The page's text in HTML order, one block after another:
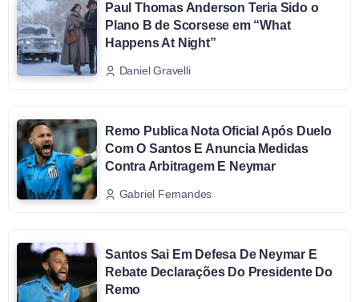
Paul Thomas Anderson Teria Sido o
Plano B de Scorsese em “What
Happens At Night”
Daniel Gravelli
Remo Publica Nota Oficial Após Duelo
Com O Santos E Anuncia Medidas
Contra Arbitragem E Neymar
Gabriel Fernandes
Santos Sai Em Defesa De Neymar E
Rebate Declarações Do Presidente Do
Remo